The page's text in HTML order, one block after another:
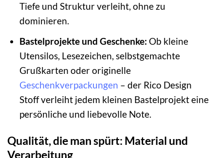
Tiefe und Struktur verleiht, ohne zu
dominieren.
Bastelprojekte und Geschenke: Ob kleine
Utensilos, Lesezeichen, selbstgemachte
Grußkarten oder originelle
Geschenkverpackungen – der Rico Design
Stoff verleiht jedem kleinen Bastelprojekt eine
persönliche und liebevolle Note.
Qualität, die man spürt: Material und
Verarbeitung